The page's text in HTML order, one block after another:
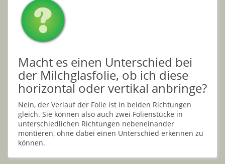
Macht es einen Unterschied bei
der Milchglasfolie, ob ich diese
horizontal oder vertikal anbringe?
Nein, der Verlauf der Folie ist in beiden Richtungen
gleich. Sie können also auch zwei Folienstücke in
unterschiedlichen Richtungen nebeneinander
montieren, ohne dabei einen Unterschied erkennen zu
können.